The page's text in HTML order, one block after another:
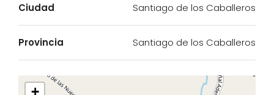
Ciudad Santiago de los Caballeros
Provincia Santiago de los Caballeros
+